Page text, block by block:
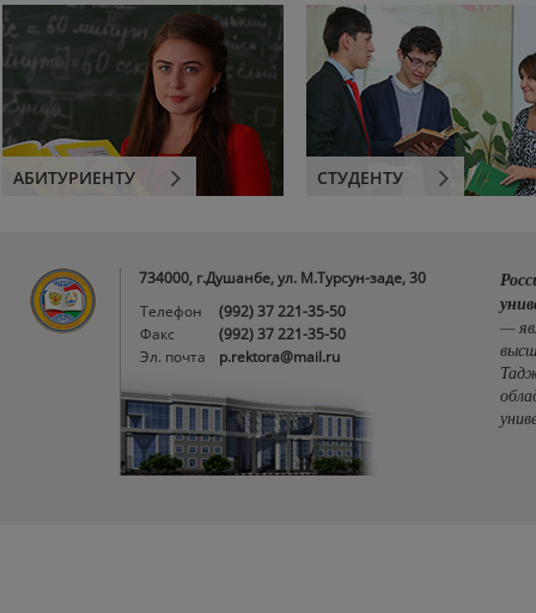
АБИТУРИЕНТУ СТУДЕНТУ
734000, г.Душанбе, ул. М.Турсун-заде, 30
Телефон
(992) 37 221-35-50
Факс
(992) 37 221-35-50
Эл. почта
p.rektora@mail.ru
—